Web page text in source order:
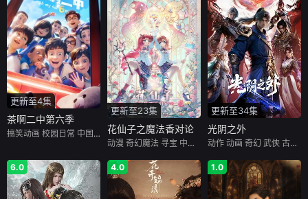
更新至4集
茶啊二中第六季
搞笑动画 校园日常 中国动漫
更新至23集
花仙子之魔法香对论
动漫 奇幻魔法 寻宝 中国动漫
更新至34集
光阴之外
动作 动画 奇幻 武侠 古装
6.0 4.0 1.0